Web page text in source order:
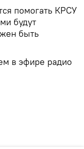
помогать КРСУ
будут
быть
в эфире радио